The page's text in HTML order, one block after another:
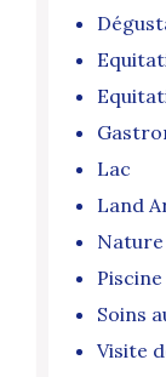
Lac
Land
Nature
Soins
Visite